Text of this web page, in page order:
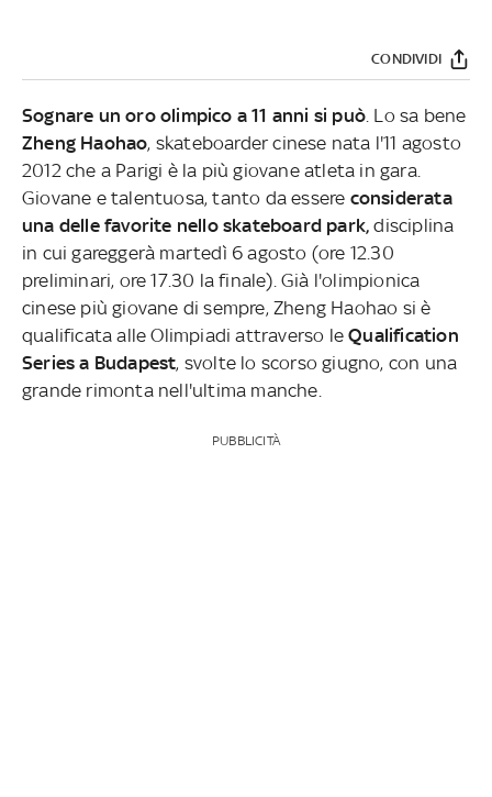
CONDIVIDI
Sognare un oro olimpico a 11 anni si può . Lo sa bene
Zheng Haohao, skateboarder cinese nata l'11 agosto
2012 che a Parigi è la più giovane atleta in gara.
Giovane e talentuosa, tanto da essere considerata
una delle favorite nello skateboard park, disciplina
in cui gareggerà martedì 6 agosto (ore 12.30
preliminari, ore 17.30 la finale). Già l'olimpionica
cinese più giovane di sempre, Zheng Haohao si è
qualificata alle Olimpiadi attraverso leQualification
Series a Budapest, svolte lo scorso giugno, con una
grande rimonta nell'ultima manche.
PUBBLICITÀ